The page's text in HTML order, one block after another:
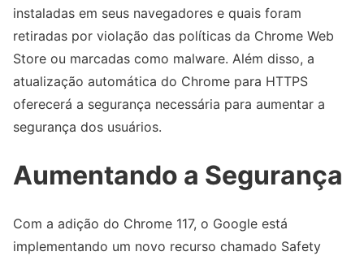
instaladas em seus navegadores e quais foram
retiradas por violação das políticas da Chrome Web
Store ou marcadas como malware. Além disso, a
atualização automática do Chrome para HTTPS
oferecerá a segurança necessária para aumentar a
segurança dos usuários.
Aumentando a Segurança
Com a adição do Chrome 117, o Google está
implementando um novo recurso chamado Safety